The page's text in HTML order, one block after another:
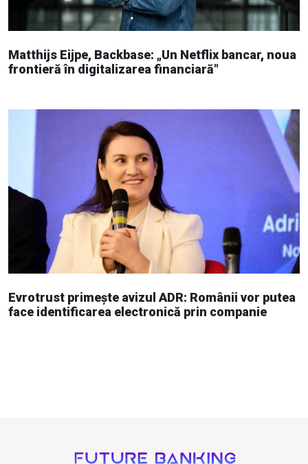
Matthijs Eijpe, Backbase: „Un Netflix bancar, noua
frontieră în digitalizarea financiară"
Evrotrust primește avizul ADR: Românii vor putea
face identificarea electronică prin companie